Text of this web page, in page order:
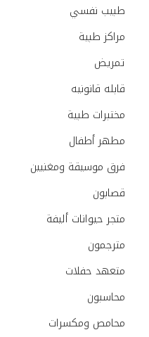
طبيب نفسي
مراكز طبية
تمريض
قابله قانونيه
مختبرات طبية
مطهر أطفال
فرق موسيقة ومغنيين
قصابون
متجر حيوانات أليفة
مترجمون
متعهد حفلات
محاسبون
محامص ومكسرات